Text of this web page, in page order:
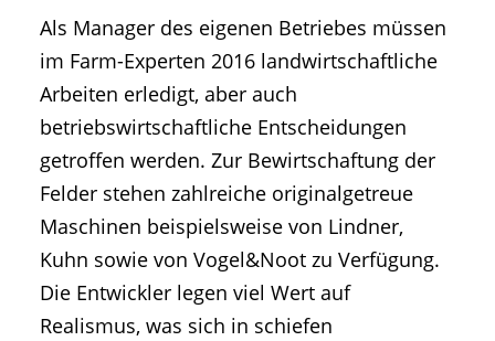
Als Manager des eigenen Betriebes müssen
im Farm-Experten 2016 landwirtschaftliche
Arbeiten erledigt, aber auch
betriebswirtschaftliche Entscheidungen
getroffen werden. Zur Bewirtschaftung der
Felder stehen zahlreiche originalgetreue
Maschinen beispielsweise von Lindner,
Kuhn sowie von Vogel&Noot zu Verfügung.
Die Entwickler legen viel Wert auf
Realismus, was sich in schiefen